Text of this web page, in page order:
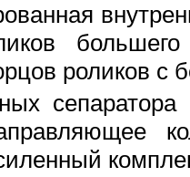
роликов с
сепаратора